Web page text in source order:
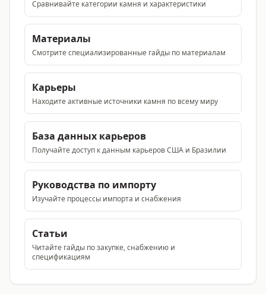
Сравнивайте категории камня и характеристики
Материалы
Смотрите специализированные гайды по материалам
Карьеры
Находите активные источники камня по всему миру
База данных карьеров
Получайте доступ к данным карьеров США и Бразилии
Руководства по импорту
Изучайте процессы импорта и снабжения
Статьи
Читайте гайды по закупке, снабжению и
спецификациям